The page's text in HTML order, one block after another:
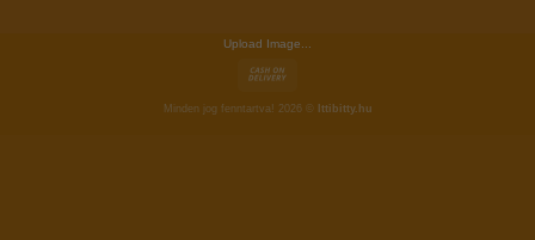
Upload Image...
Minden jog fenntartva! 2026 © Ittibitty.hu